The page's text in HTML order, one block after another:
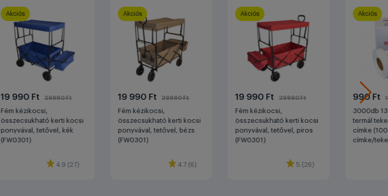
Akciós
19 990 Ft 29990 Ft
Fém kézikocsi,
összecsukható kerti kocsi
ponyvával, tetővel, kék
(FW0301)
4.9 (27)
Akciós
19 990 Ft 29990 Ft
Fém kézikocsi,
összecsukható kerti kocsi
ponyvával, tetővel, bézs
(FW0301)
4.7 (6)
Akciós
19 990 Ft 29990 Ft
Fém kézikocsi,
összecsukható kerti kocsi
ponyvával, tetővel, piros
(FW0301)
5 (26)
Akciós
990 Ft
3000db
termál
címke
címke/